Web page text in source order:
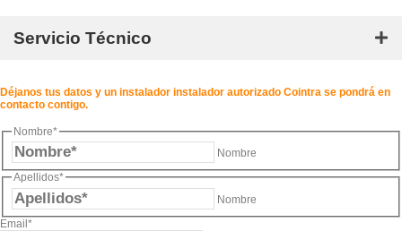
Servicio Técnico
Déjanos tus datos y un instalador instalador autorizado Cointra se pondrá en
contacto contigo.
Nombre*
Nombre
Apellidos*
Nombre
Email *